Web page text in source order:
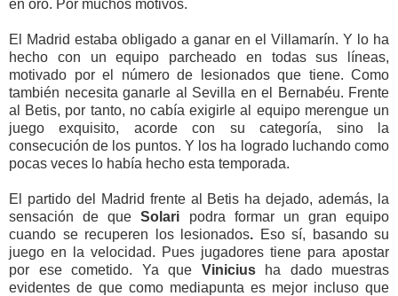
en oro. Por muchos motivos.
El Madrid estaba obligado a ganar en el Villamarín. Y lo ha
hecho con un equipo parcheado en todas sus líneas,
motivado por el número de lesionados que tiene. Como
también necesita ganarle al Sevilla en el Bernabéu. Frente
al Betis, por tanto, no cabía exigirle al equipo merengue un
juego exquisito, acorde con su categoría, sino la
consecución de los puntos. Y los ha logrado luchando como
pocas veces lo había hecho esta temporada.
El partido del Madrid frente al Betis ha dejado, además, la
sensación de queSolari podra formar un gran equipo
cuando se recuperen los lesionados. Eso sí, basando su
juego en la velocidad. Pues jugadores tiene para apostar
por ese cometido. Ya que Vinicius
ha dado muestras
evidentes de que como mediapunta es mejor incluso que